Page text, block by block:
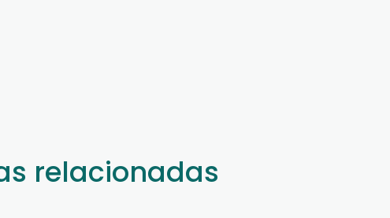
relacionadas